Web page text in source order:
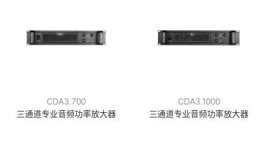
CDA3.700
三通道专业音频功率放大器
CDA3.1000
三通道专业音频功率放大器